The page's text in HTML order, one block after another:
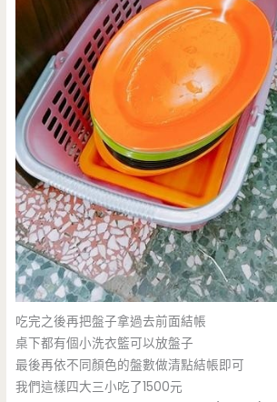
吃完之後再把盤子拿過去前面結帳
桌下都有個小洗衣籃可以放盤子
最後再依不同顏色的盤數做清點結帳即可
我們這樣四大三小吃了1500元